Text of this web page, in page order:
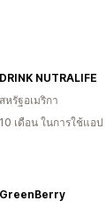
DRINK NUTRALIFE
สหรัฐอเมริกา
10 เดือน ในการใช้แอป
GreenBerry